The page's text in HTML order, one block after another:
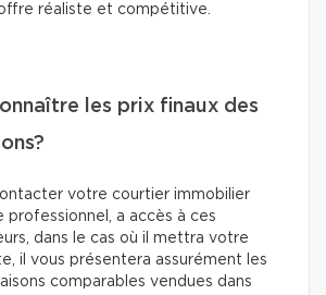
réaliste et compétitive.
les prix finaux des
votre courtier immobilier
professionnel, a accès à ces
dans le cas où il mettra votre
il vous présentera assurément les
comparables vendues dans